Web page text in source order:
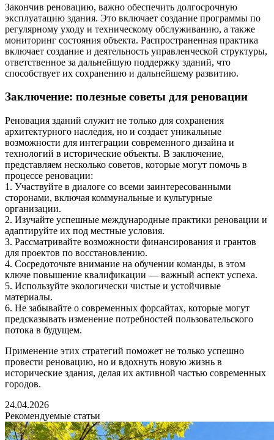
Закончив реновацию, важно обеспечить долгосрочную
эксплуатацию здания. Это включает создание программы по
регулярному уходу и техническому обслуживанию, а также
мониторинг состояния объекта. Распространенная практика
включает создание и деятельность управленческой структуры,
ответственное за дальнейшую поддержку зданий, что
способствует их сохранению и дальнейшему развитию.
Заключение: полезные советы для реновации
Реновация зданий служит не только для сохранения
архитектурного наследия, но и создает уникальные
возможности для интеграции современного дизайна и
технологий в исторические объекты. В заключение,
представляем несколько советов, которые могут помочь в
процессе реновации:
1. Участвуйте в диалоге со всеми заинтересованными
сторонами, включая коммунальные и культурные
организации.
2. Изучайте успешные международные практики реновации и
адаптируйте их под местные условия.
3. Рассматривайте возможности финансирования и грантов
для проектов по восстановлению.
4. Сосредоточьте внимание на обучении команды, в этом
ключе повышение квалификации — важный аспект успеха.
5. Используйте экологически чистые и устойчивые
материалы.
6. Не забывайте о современных форсайтах, которые могут
предсказывать изменение потребностей пользовательского
потока в будущем.
Применение этих стратегий поможет не только успешно
провести реновацию, но и вдохнуть новую жизнь в
исторические здания, делая их активной частью современных
городов.
24.04.2026
Рекомендуемые статьи